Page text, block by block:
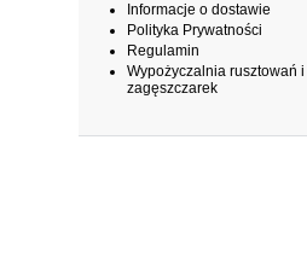
Informacje o dostawie
Polityka Prywatności
Regulamin
Wypożyczalnia rusztowań i
zagęszczarek